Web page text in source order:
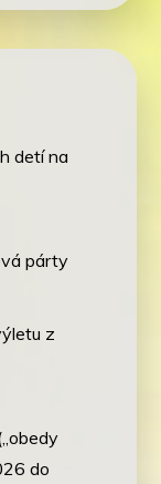
detí na
párty
z
do